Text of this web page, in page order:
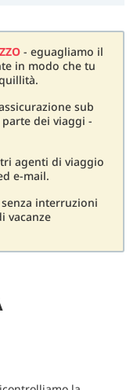
- eguagliamo il
in modo che tu
sub
parte dei viaggi -
agenti di viaggio
e-mail.
interruzioni
vacanze